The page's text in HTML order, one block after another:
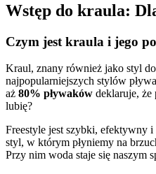
Wstęp do kraula:
Czym jest kraula i jego
Kraul, znany również jako styl
najpopularniejszych stylów
aż 80% pływaków deklaruje, że
lubię?
Freestyle jest szybki, efektywny
styl, w którym płyniemy na
Przy nim woda staje się naszym